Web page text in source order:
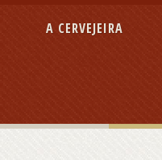
A CERVEJEIRA